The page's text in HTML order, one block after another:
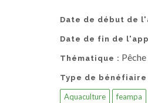
Date de début de
Date de fin de
Thématique :
Type de bénéfiaire
Aquaculture feampa